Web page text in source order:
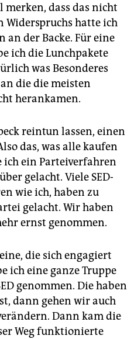
merken, dass das nicht
Widerspruchs hatte ich
der Backe. Für eine
ich die Lunch­pakete
was Besonderes
die die meisten
herankamen.
reintun lassen, einen
das, was alle kaufen
ein Parteiverfahren
gelacht. Viele SED-
wie ich, haben zu
gelacht. Wir haben
ernst genommen.
die sich engagiert
ich eine ganze Truppe
genommen. Die haben
dann gehen wir auch
Dann kam die
Weg funktionierte